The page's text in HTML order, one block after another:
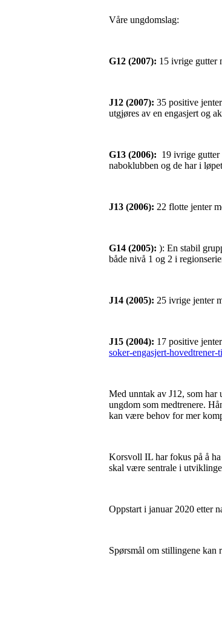
Våre ungdomslag:
G12 (2007): 15 ivrige gutter
J12 (2007): 35 positive
utgjøres av en engasjert og
G13 (2006): 19 ivrige gutter
naboklubben og de har i
J13 (2006): 22 flotte jenter
G14 (2005): ): En stabil
både nivå 1 og 2 i
J14 (2005): 25 ivrige jenter
J15 (2004): 17 positive
soker-engasjert-
Med unntak av J12, som har
ungdom som medtrenere.
kan være behov for mer
Korsvoll IL har fokus på å
skal være sentrale i
Oppstart i januar 2020 etter
Spørsmål om stillingene